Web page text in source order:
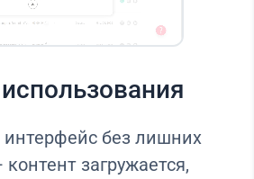
без лишних
загружается,